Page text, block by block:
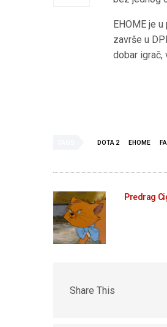
EHOME je
završe u
dobar igrač,
DOTA 2 EHOME
Predrag
Share This